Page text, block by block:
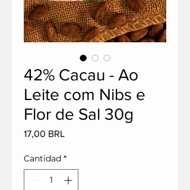
42% Cacau - Ao
Leite com Nibs e
Flor de Sal 30g
17,00 BRL
Cantidad *